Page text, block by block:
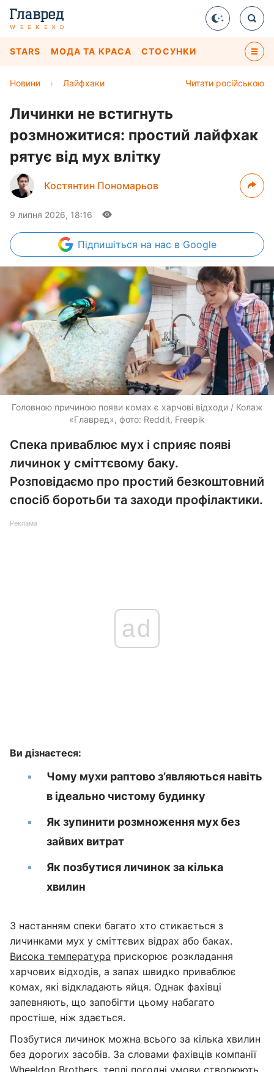
STARS МОДА ТА КРАСА СТОСУНКИ
Читати російською
Новини › Лайфхаки
Личинки не встигнуть
розмножитися: простий лайфхак
рятує від мух влітку
Костянтин Пономарьов
9 липня 2026, 18:16
Підпишіться на нас в Google
Головною причиною появи комах є харчові відходи / Колаж
«Главред», фото: Reddit, Freepik
Спека приваблює мух і сприяє появі
личинок у сміттєвому баку.
Розповідаємо про простий безкоштовний
спосіб боротьби та заходи профілактики.
Реклама
ad
Ви дізнаєтеся:
Чому мухи раптово з’являються навіть
в ідеально чистому будинку
Як зупинити розмноження мух без
зайвих витрат
Як позбутися личинок за кілька
хвилин
З настанням спеки багато хто стикається з
личинками мух у сміттєвих відрах або баках.
Висока температура прискорює розкладання
харчових відходів, а запах швидко приваблює
комах, які відкладають яйця. Однак фахівці
запевняють, що запобігти цьому набагато
простіше, ніж здається.
Позбутися личинок можна всього за кілька хвилин
без дорогих засобів. За словами фахівців компанії
Wheeldon Brothers, теплі погодні умови створюють